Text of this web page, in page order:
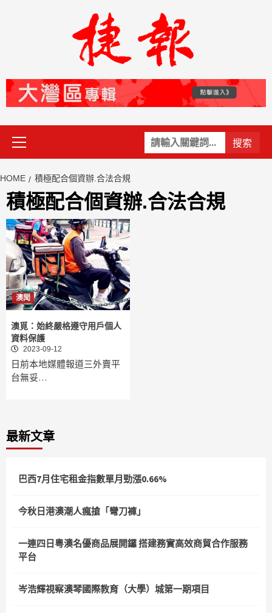
關
鍵
Primary
Menu
HOME 積極配合個資辦.合法合規
積極配合個資辦.合法合規
澳聞
澳覓：始終嚴格遵守用戶個人
資料保護
2023-09-12
日前本地媒體報道三外賣平
台無妥…
最新文章
巴西7月住宅租金指數單月勁漲0.66%
今秋日港澳潮人瘋搶「彎刀褲」
一連四日粵澳名優商品展開鑼 搭建務實高效商貿合作服務
平台
岑浩輝視察澳琴國際教育（大學）城第一期項目